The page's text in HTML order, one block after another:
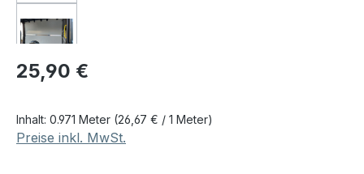
Regulärer Preis:
25,90 €
Inhalt: 0.971 Meter (26,67 € / 1 Meter)
Preise inkl. MwSt.